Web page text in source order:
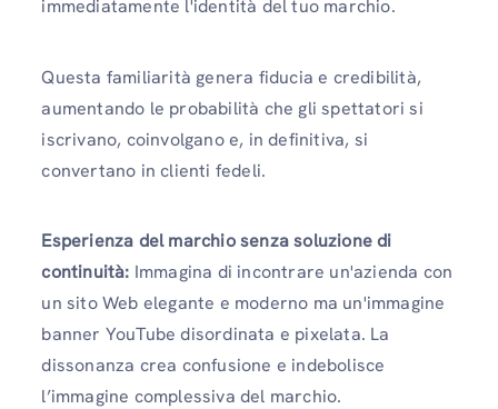
immediatamente l'identità del tuo marchio.
Questa familiarità genera fiducia e credibilità,
aumentando le probabilità che gli spettatori si
iscrivano, coinvolgano e, in definitiva, si
convertano in clienti fedeli.
Esperienza del marchio senza soluzione di
continuità: Immagina di incontrare un'azienda con
un sito Web elegante e moderno ma un'immagine
banner YouTube disordinata e pixelata. La
dissonanza crea confusione e indebolisce
l’immagine complessiva del marchio.